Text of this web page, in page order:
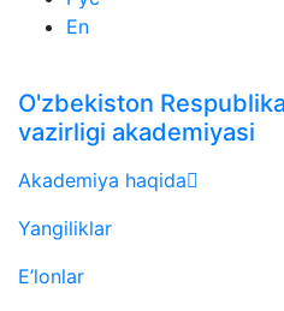
En
O'zbekiston
vazirligi akademiyasi
Akademiya haqida
Yangiliklar
E’lonlar